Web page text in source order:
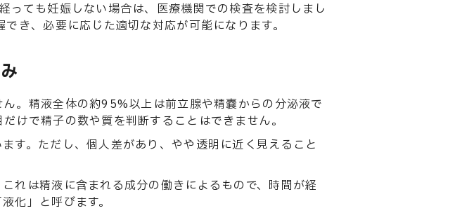
ても妊娠しない場合は、医療機関での検査を検討しまし
き、必要に応じた適切な対応が可能になります。
。精液全体の約95%以上は前立腺や精嚢からの分泌液で
けで精子の数や質を判断することはできません。
す。ただし、個人差があり、やや透明に近く見えること
れは精液に含まれる成分の働きによるもので、時間が経
化」と呼びます。